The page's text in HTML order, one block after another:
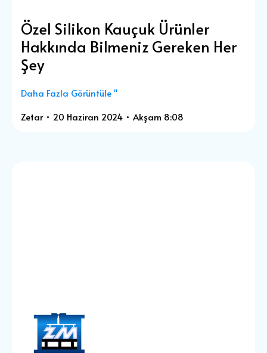
Özel Silikon Kauçuk Ürünler
Hakkında Bilmeniz Gereken Her
Şey
Daha Fazla Görüntüle "
Zetar
20 Haziran 2024 Akşam 8:08